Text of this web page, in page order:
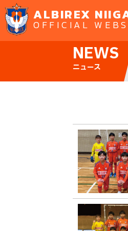
ALBIREX
OFFICIAL
NEWS
ニュース